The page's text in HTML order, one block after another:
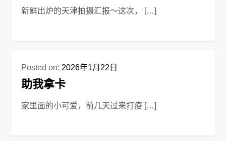
新鲜出炉的天津拍摄汇报～这次， […]
Posted on: 2026年1月22日
助我拿卡
家里面的小可爱，前几天过来打疫 […]